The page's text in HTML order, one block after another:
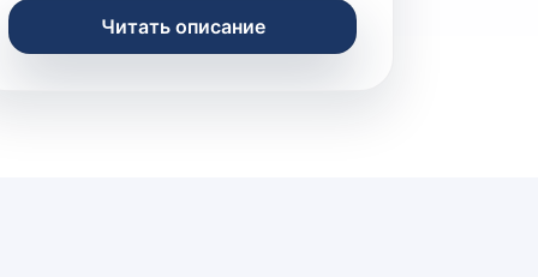
Читать описание